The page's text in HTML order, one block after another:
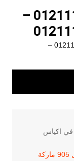
مكن تعبئة وتغليف 01211116954 –
ماكينات تعبئة وتغليف 01211116954 – 01211116956 –
في اكياس
ماكينات تعبئة الملح فى اكياس اتوماتيك موديل 905 ماركة